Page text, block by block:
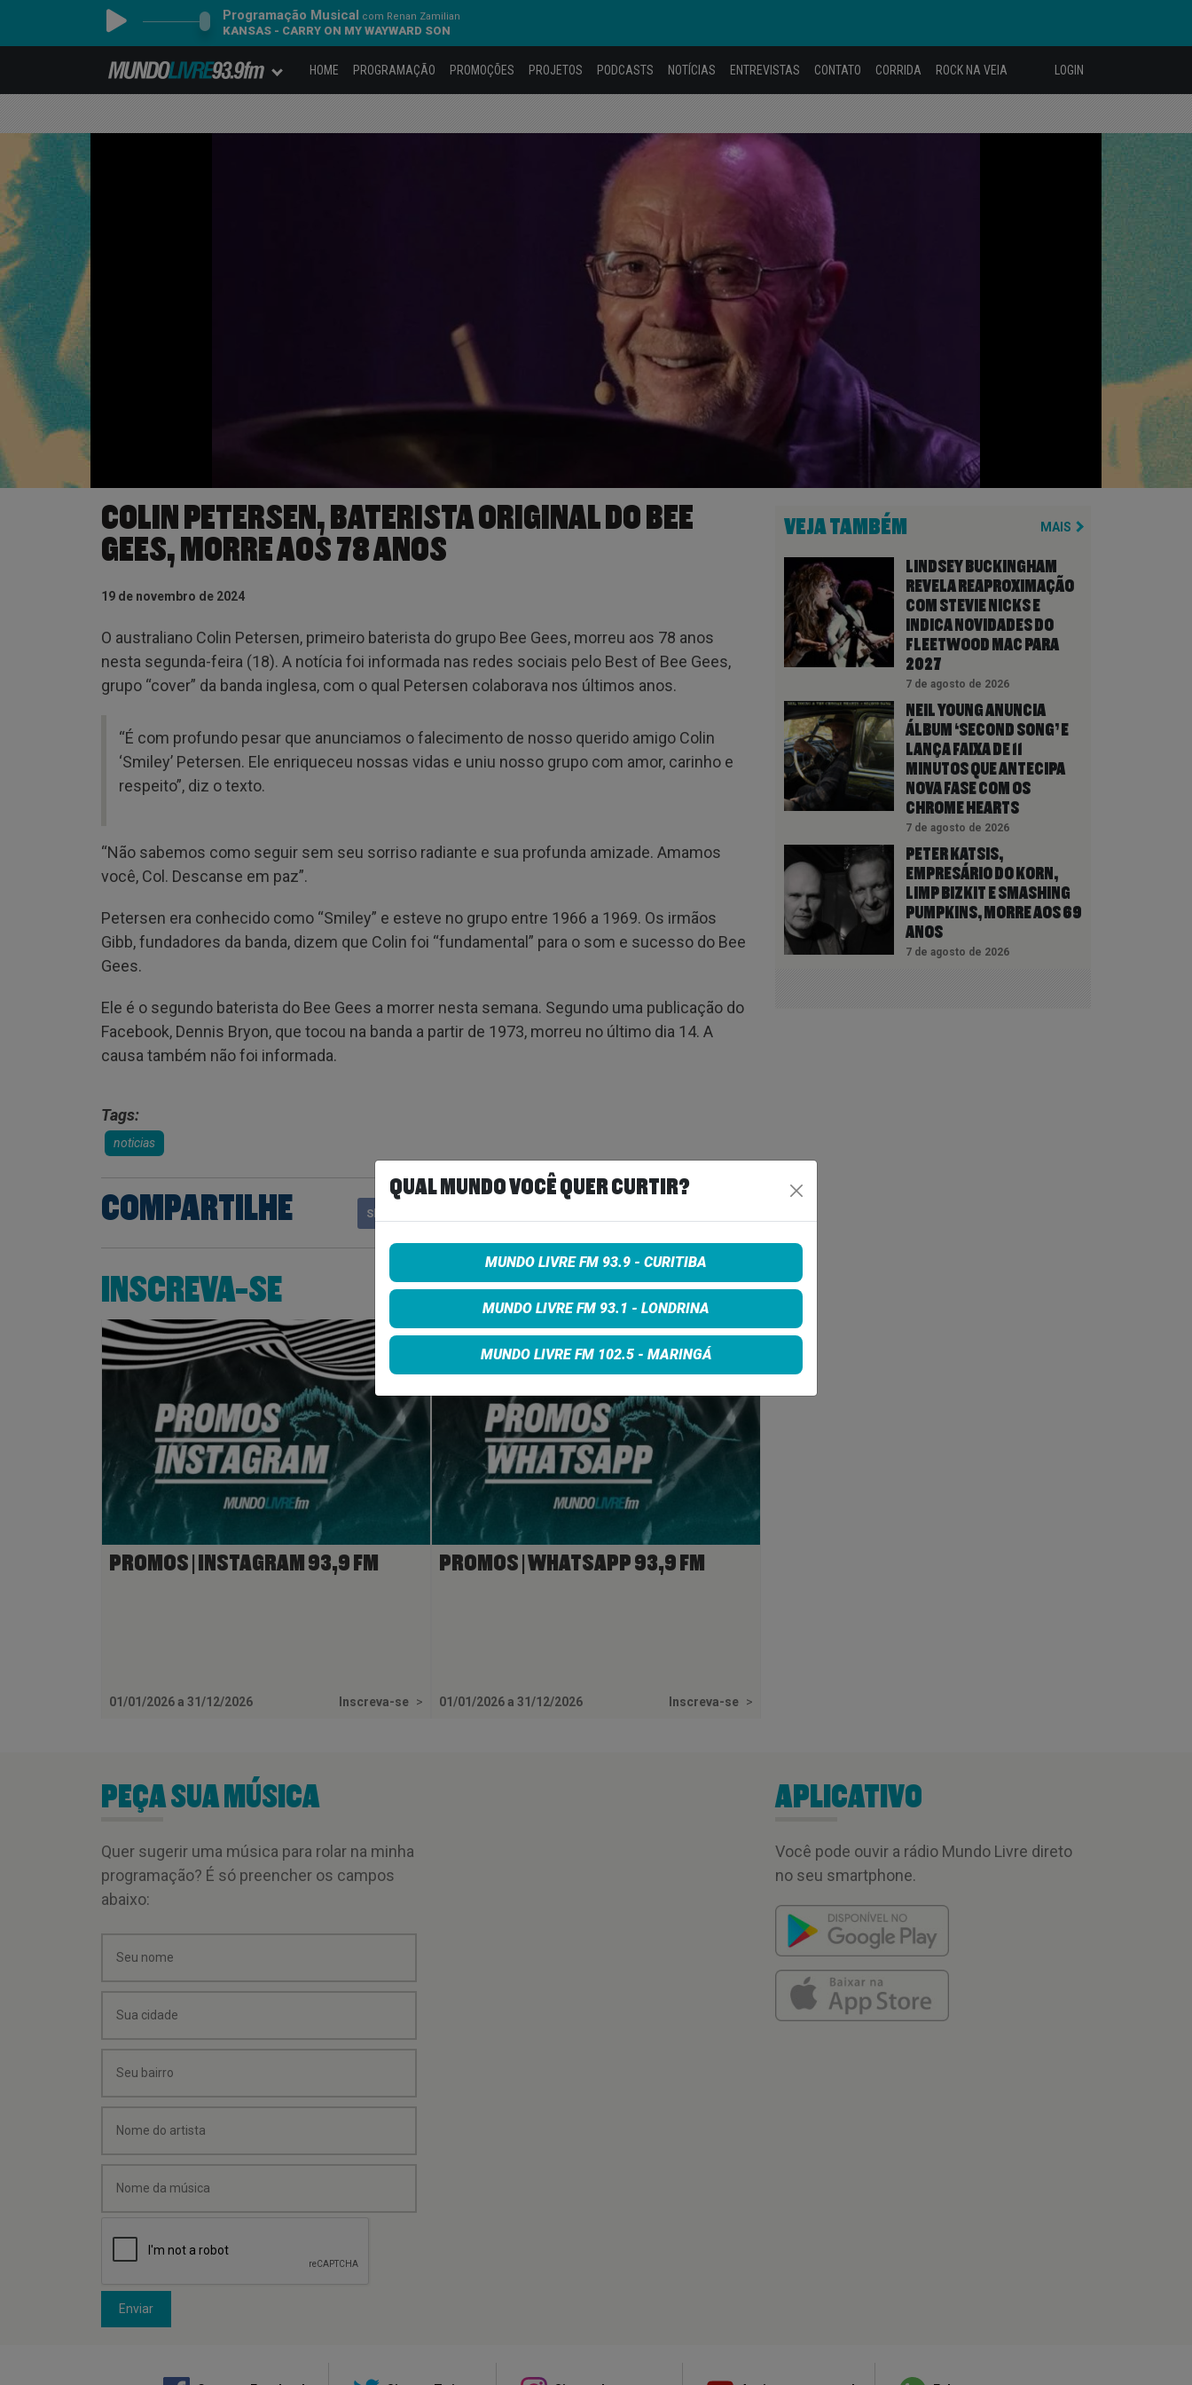
Programação Musical com Renan Zamilian
KANSAS - CARRY ON MY WAYWARD SON
HOME PROGRAMAÇÃO PROMOÇÕES PROJETOS PODCASTS NOTÍCIAS ENTREVISTAS CONTATO CORRIDA ROCK NA VEIA LOGIN
COLIN PETERSEN, BATERISTA ORIGINAL DO BEE
GEES, MORRE AOS 78 ANOS
19 de novembro de 2024
O australiano Colin Petersen, primeiro baterista do grupo Bee Gees, morreu aos 78 anos
nesta segunda-feira (18). A notícia foi informada nas redes sociais pelo Best of Bee Gees,
grupo “cover” da banda inglesa, com o qual Petersen colaborava nos últimos anos.
“É com profundo pesar que anunciamos o falecimento de nosso querido amigo Colin
‘Smiley’ Petersen. Ele enriqueceu nossas vidas e uniu nosso grupo com amor, carinho e
respeito”, diz o texto.
“Não sabemos como seguir sem seu sorriso radiante e sua profunda amizade. Amamos
você, Col. Descanse em paz”.
Petersen era conhecido como “Smiley” e esteve no grupo entre 1966 a 1969. Os irmãos
Gibb, fundadores da banda, dizem que Colin foi “fundamental” para o som e sucesso do Bee
Gees.
Ele é o segundo baterista do Bee Gees a morrer nesta semana. Segundo uma publicação do
Facebook, Dennis Bryon, que tocou na banda a partir de 1973, morreu no último dia 14. A
causa também não foi informada.
Tags:
noticias
COMPARTILHE Share on Facebook
VEJA TAMBÉM MAIS
LINDSEY BUCKINGHAM
REVELA REAPROXIMAÇÃO
COM STEVIE NICKS E
INDICA NOVIDADES DO
FLEETWOOD MAC PARA
2027
7 de agosto de 2026
NEIL YOUNG ANUNCIA
ÁLBUM ‘SECOND SONG’ E
LANÇA FAIXA DE 11
MINUTOS QUE ANTECIPA
NOVA FASE COM OS
CHROME HEARTS
7 de agosto de 2026
PETER KATSIS,
EMPRESÁRIO DO KORN,
LIMP BIZKIT E SMASHING
PUMPKINS, MORRE AOS 69
ANOS
7 de agosto de 2026
INSCREVA-SE
PROMOS | INSTAGRAM 93,9 FM
01/01/2026 a 31/12/2026 Inscreva-se >
PROMOS | WHATSAPP 93,9 FM
01/01/2026 a 31/12/2026 Inscreva-se >
PEÇA SUA MÚSICA
Quer sugerir uma música para rolar na minha
programação? É só preencher os campos
abaixo:
Enviar
APLICATIVO
Você pode ouvir a rádio Mundo Livre direto
no seu smartphone.
QUAL MUNDO VOCÊ QUER CURTIR?
MUNDO LIVRE FM 93.9 - CURITIBA
MUNDO LIVRE FM 93.1 - LONDRINA
MUNDO LIVRE FM 102.5 - MARINGÁ